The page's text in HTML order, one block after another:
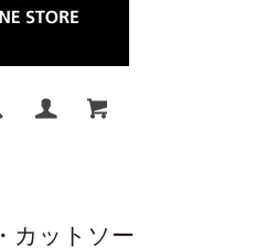
カットソー